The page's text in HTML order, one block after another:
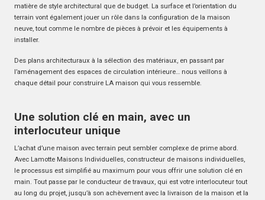
matière de style architectural que de budget. La surface et l’orientation du
terrain vont également jouer un rôle dans la configuration de la maison
neuve, tout comme le nombre de pièces à prévoir et les équipements à
installer.
Des plans architecturaux à la sélection des matériaux, en passant par
l’aménagement des espaces de circulation intérieure… nous veillons à
chaque détail pour construire LA maison qui vous ressemble.
Une solution clé en main, avec un
interlocuteur unique
L’achat d’une maison avec terrain peut sembler complexe de prime abord.
Avec Lamotte Maisons Individuelles, constructeur de maisons individuelles,
le processus est simplifié au maximum pour vous offrir une solution clé en
main. Tout passe par le conducteur de travaux, qui est votre interlocuteur tout
au long du projet, jusqu’à son achèvement avec la livraison de la maison et la